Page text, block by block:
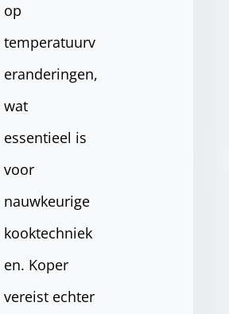
op
temperatuurv
eranderingen,
wat
essentieel is
voor
nauwkeurige
kooktechniek
en. Koper
vereist echter